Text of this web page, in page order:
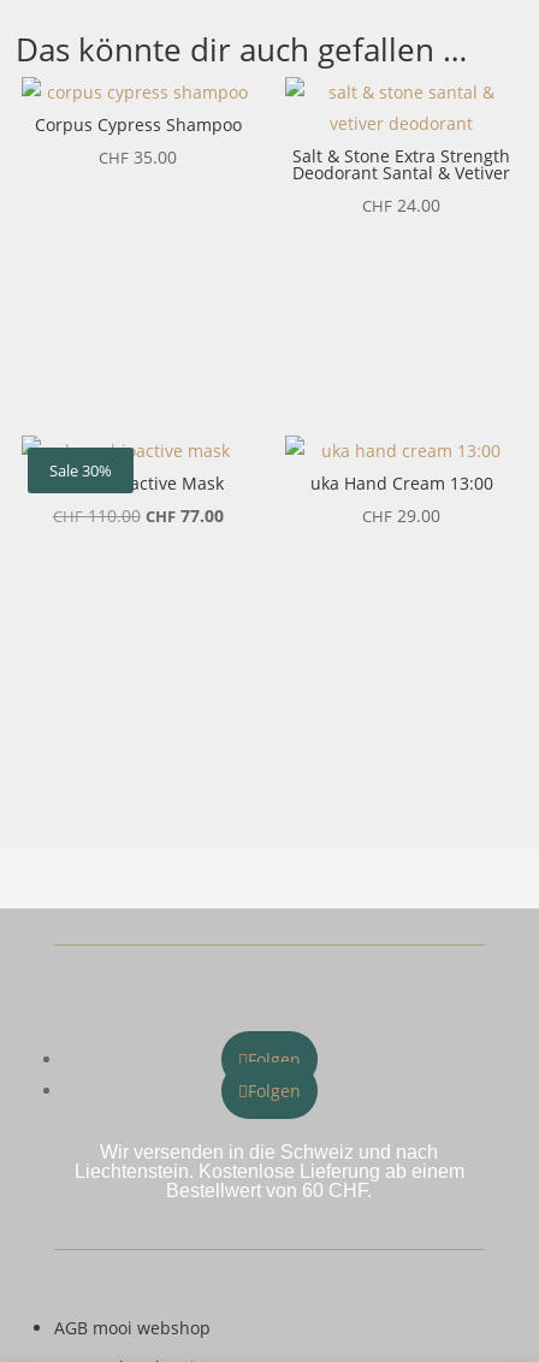
Das könnte dir auch gefallen …
Corpus Cypress Shampoo
CHF 35.00 Salt & Stone Extra Strength
Deodorant Santal & Vetiver
CHF 24.00
Sale 30%
LESSE Bioactive Mask
CHF110.00 Ursprünglicher
CHF77.00Aktueller
uka Hand Cream 13:00
CHF 29.00
Folgen
Folgen
Wir versenden in die Schweiz und nach
Liechtenstein. Kostenlose Lieferung ab einem
Bestellwert von 60 CHF.
AGB mooi webshop